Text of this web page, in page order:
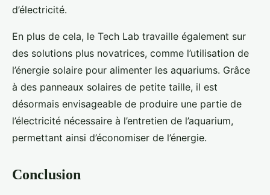
d’électricité.
En plus de cela, le Tech Lab travaille également sur
des solutions plus novatrices, comme l’utilisation de
l’énergie solaire pour alimenter les aquariums. Grâce
à des panneaux solaires de petite taille, il est
désormais envisageable de produire une partie de
l’électricité nécessaire à l’entretien de l’aquarium,
permettant ainsi d’économiser de l’énergie.
Conclusion